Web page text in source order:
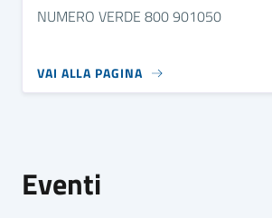
NUMERO VERDE 800 901050
VAI ALLA PAGINA
Eventi